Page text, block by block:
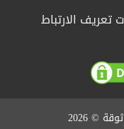
تعريف الارتباط
© 2026